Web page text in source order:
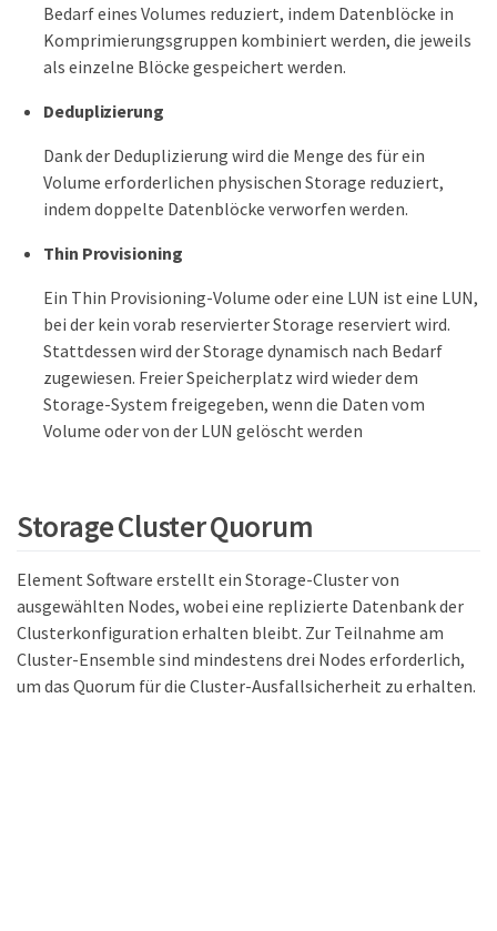
Bedarf eines Volumes reduziert, indem Datenblöcke in
Komprimierungsgruppen kombiniert werden, die jeweils
als einzelne Blöcke gespeichert werden.
Deduplizierung
Dank der Deduplizierung wird die Menge des für ein
Volume erforderlichen physischen Storage reduziert,
indem doppelte Datenblöcke verworfen werden.
Thin Provisioning
Ein Thin Provisioning-Volume oder eine LUN ist eine LUN,
bei der kein vorab reservierter Storage reserviert wird.
Stattdessen wird der Storage dynamisch nach Bedarf
zugewiesen. Freier Speicherplatz wird wieder dem
Storage-System freigegeben, wenn die Daten vom
Volume oder von der LUN gelöscht werden
Storage Cluster Quorum
Element Software erstellt ein Storage-Cluster von
ausgewählten Nodes, wobei eine replizierte Datenbank der
Clusterkonfiguration erhalten bleibt. Zur Teilnahme am
Cluster-Ensemble sind mindestens drei Nodes erforderlich,
um das Quorum für die Cluster-Ausfallsicherheit zu erhalten.